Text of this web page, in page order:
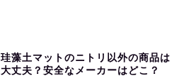
珪藻土マットのニトリ以外の商品は
大丈夫？安全なメーカーはどこ？